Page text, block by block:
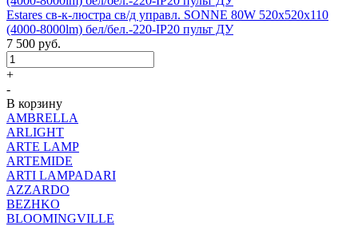
Estares св-к-люстра св/д управл. SONNE 80W 520x520x110
(4000-8000lm) бел/бел.-220-IP20 пульт ДУ
7 500 руб.
+
-
В корзину
AMBRELLA
ARLIGHT
ARTE LAMP
ARTEMIDE
ARTI LAMPADARI
AZZARDO
BEZHKO
BLOOMINGVILLE